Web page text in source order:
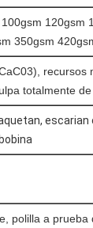
120gsm
350gsm
recursos
totalmente
escarian
polilla a